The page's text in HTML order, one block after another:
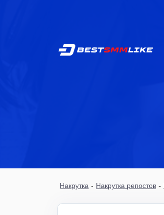
Накрутка - Накрутка репостов -